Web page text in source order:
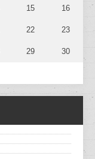
15 16
22 23
29 30